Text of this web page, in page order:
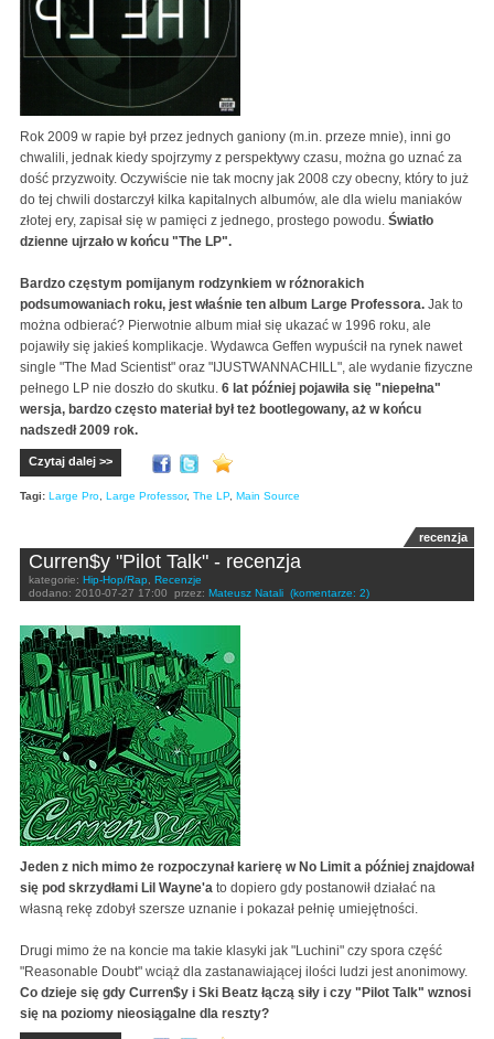
Rok 2009 w rapie był przez jednych ganiony (m.in. przeze mnie), inni go
chwalili, jednak kiedy spojrzymy z perspektywy czasu, można go uznać za
dość przyzwoity. Oczywiście nie tak mocny jak 2008 czy obecny, który to już
do tej chwili dostarczył kilka kapitalnych albumów, ale dla wielu maniaków
złotej ery, zapisał się w pamięci z jednego, prostego powodu. Światło
dzienne ujrzało w końcu "The LP".
Bardzo częstym pomijanym rodzynkiem w różnorakich
podsumowaniach roku, jest właśnie ten album Large Professora. Jak to
można odbierać? Pierwotnie album miał się ukazać w 1996 roku, ale
pojawiły się jakieś komplikacje. Wydawca Geffen wypuścił na rynek nawet
single "The Mad Scientist" oraz "IJUSTWANNACHILL", ale wydanie fizyczne
pełnego LP nie doszło do skutku. 6 lat później pojawiła się "niepełna"
wersja, bardzo często materiał był też bootlegowany, aż w końcu
nadszedł 2009 rok.
Czytaj dalej >>
Tagi: Large Pro Large Professor, The LP, Main Source
recenzja
Curren$y "Pilot Talk" - recenzja
kategorie: Hip-Hop/Rap
Recenzje
dodano: 2010-07-27 17:00 przez: Mateusz Natali (komentarze: 2)
Jeden z nich mimo że rozpoczynał karierę w No Limit a później znajdował
się pod skrzydłami Lil Wayne'a to dopiero gdy postanowił działać na
własną rekę zdobył szersze uznanie i pokazał pełnię umiejętności.
Drugi mimo że na koncie ma takie klasyki jak "Luchini" czy spora część
"Reasonable Doubt" wciąż dla zastanawiającej ilości ludzi jest anonimowy.
Co dzieje się gdy Curren$y i Ski Beatz łączą siły i czy "Pilot Talk" wznosi
się na poziomy nieosiągalne dla reszty?